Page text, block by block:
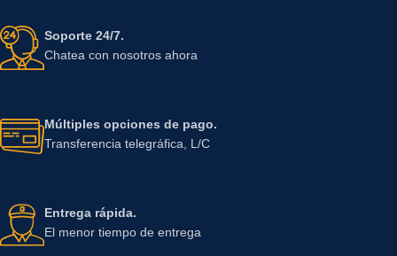
Soporte 24/7.
Chatea con nosotros ahora
Múltiples opciones de pago.
Transferencia telegráfica, L/C
Entrega rápida.
El menor tiempo de entrega